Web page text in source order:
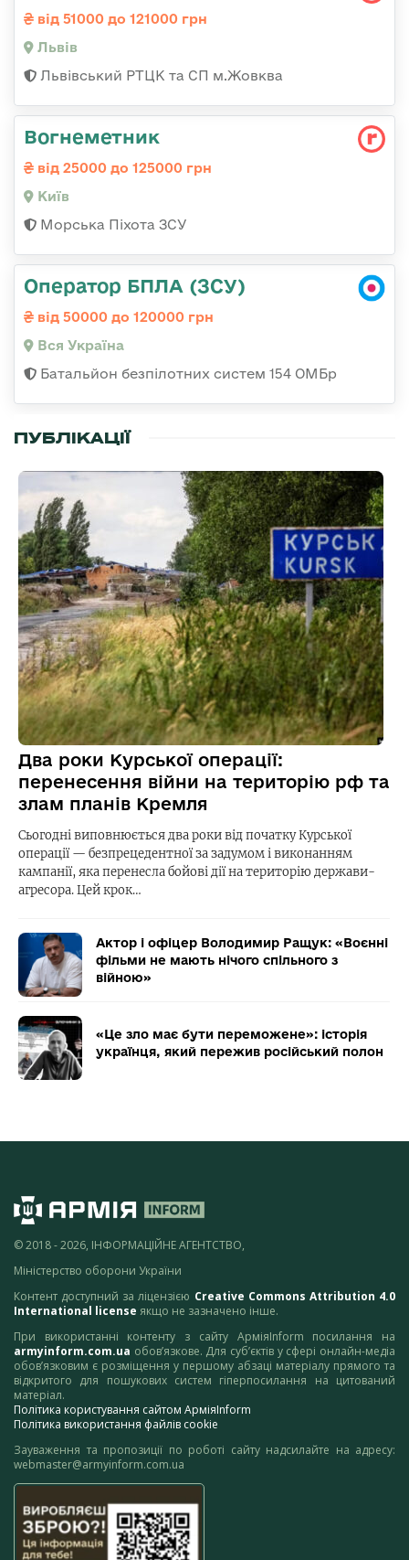
від 51000 до 121000 грн
Львів
Львівський РТЦК та СП м.Жовква
Вогнеметник
від 25000 до 125000 грн
Київ
Морська Піхота ЗСУ
Оператор БПЛА (ЗСУ)
від 50000 до 120000 грн
Вся Україна
Батальйон безпілотних систем 154 ОМБр
ПУБЛІКАЦІЇ
Два роки Курської операції:
перенесення війни на територію рф та
злам планів Кремля
Сьогодні виповнюється два роки від початку Курської
операції — безпрецедентної за задумом і виконанням
кампанії, яка перенесла бойові дії на територію держави-
агресора. Цей крок…
Актор і офіцер Володимир Ращук: «Воєнні
фільми не мають нічого спільного з
війною»
«Це зло має бути переможене»: історія
українця, який пережив російський полон
© 2018 - 2026, ІНФОРМАЦІЙНЕ АГЕНТСТВО,
Міністерство оборони України
Контент доступний за ліцензією Creative Commons Attribution 4.0
International license якщо не зазначено інше.
При використанні контенту з сайту АрміяInform посилання на
armyinform.com.ua обов’язкове. Для суб’єктів у сфері онлайн-медіа
обов’язковим є розміщення у першому абзаці матеріалу прямого та
відкритого для пошукових систем гіперпосилання на цитований
матеріал.
Політика користування сайтом АрміяInform
Політика використання файлів cookie
Зауваження та пропозиції по роботі сайту надсилайте на адресу:
webmaster@armyinform.com.ua